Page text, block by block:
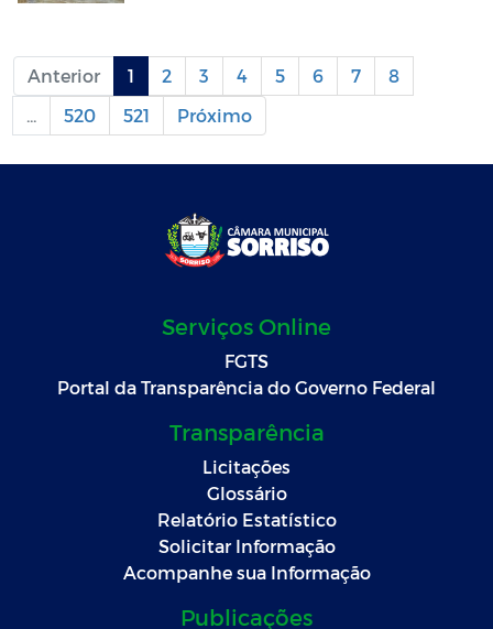
Anterior 1 2 3 4 5 6 7
8
...
520 521 Próximo
Serviços Online
FGTS
Portal da Transparência do Governo Federal
Transparência
Licitações
Glossário
Relatório Estatístico
Solicitar Informação
Acompanhe sua Informação
Publicações